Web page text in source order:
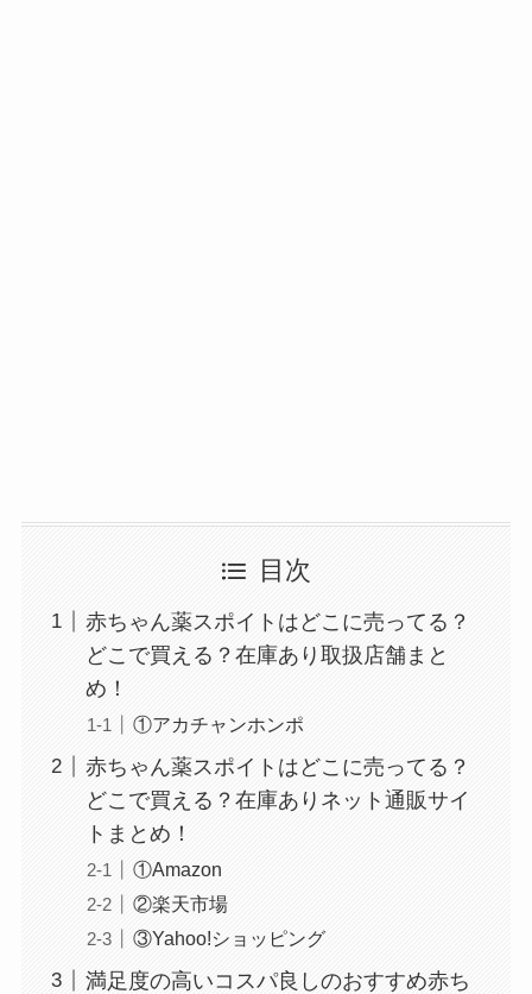
スーツケースカバーはどこに売ってる？100均（ダ
イソー）やドンキで買える！
目次
赤ちゃん薬スポイトはどこに売ってる？
どこで買える？在庫あり取扱店舗まと
め！
①アカチャンホンポ
赤ちゃん薬スポイトはどこに売ってる？
どこで買える？在庫ありネット通販サイ
トまとめ！
①Amazon
②楽天市場
③Yahoo!ショッピング
満足度の高いコスパ良しのおすすめ赤ち